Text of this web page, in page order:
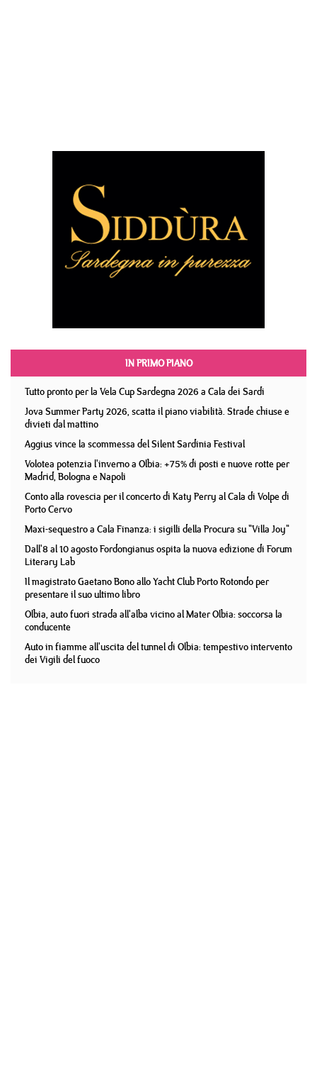
IN PRIMO PIANO
Tutto pronto per la Vela Cup Sardegna 2026 a Cala dei Sardi
Jova Summer Party 2026, scatta il piano viabilità. Strade chiuse e
divieti dal mattino
Aggius vince la scommessa del Silent Sardinia Festival
Volotea potenzia l'inverno a Olbia: +75% di posti e nuove rotte per
Madrid, Bologna e Napoli
Conto alla rovescia per il concerto di Katy Perry al Cala di Volpe di
Porto Cervo
Maxi-sequestro a Cala Finanza: i sigilli della Procura su "Villa Joy"
Dall'8 al 10 agosto Fordongianus ospita la nuova edizione di Forum
Literary Lab
Il magistrato Gaetano Bono allo Yacht Club Porto Rotondo per
presentare il suo ultimo libro
Olbia, auto fuori strada all'alba vicino al Mater Olbia: soccorsa la
conducente
Auto in fiamme all'uscita del tunnel di Olbia: tempestivo intervento
dei Vigili del fuoco